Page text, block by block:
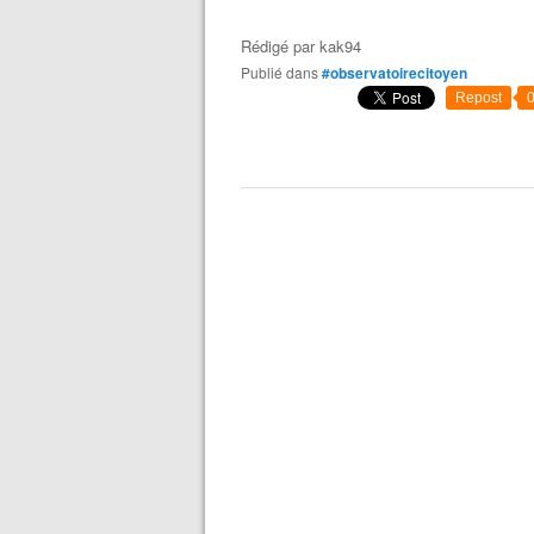
Rédigé parkak94
Publié dans#observatoirecitoyen
Repost 0